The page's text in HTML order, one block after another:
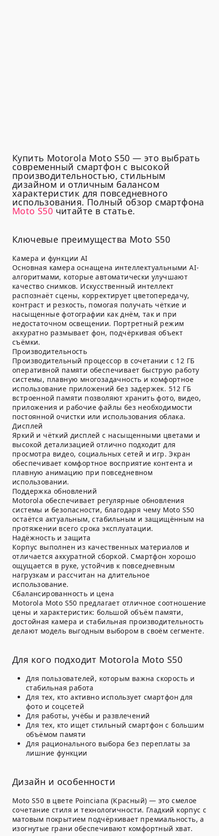
Купить Motorola Moto S50 — это выбрать
современный смартфон с высокой
производительностью, стильным
дизайном и отличным балансом
характеристик для повседневного
использования. Полный обзор смартфона
Moto S50 читайте в статье.
Ключевые преимущества Moto S50
Камера и функции AI
Основная камера оснащена интеллектуальными AI-
алгоритмами, которые автоматически улучшают
качество снимков. Искусственный интеллект
распознаёт сцены, корректирует цветопередачу,
контраст и резкость, помогая получать чёткие и
насыщенные фотографии как днём, так и при
недостаточном освещении. Портретный режим
аккуратно размывает фон, подчёркивая объект
съёмки.
Производительность
Производительный процессор в сочетании с 12 ГБ
оперативной памяти обеспечивает быструю работу
системы, плавную многозадачность и комфортное
использование приложений без задержек. 512 ГБ
встроенной памяти позволяют хранить фото, видео,
приложения и рабочие файлы без необходимости
постоянной очистки или использования облака.
Дисплей
Яркий и чёткий дисплей с насыщенными цветами и
высокой детализацией отлично подходит для
просмотра видео, социальных сетей и игр. Экран
обеспечивает комфортное восприятие контента и
плавную анимацию при повседневном
использовании.
Поддержка обновлений
Motorola обеспечивает регулярные обновления
системы и безопасности, благодаря чему Moto S50
остаётся актуальным, стабильным и защищённым на
протяжении всего срока эксплуатации.
Надёжность и защита
Корпус выполнен из качественных материалов и
отличается аккуратной сборкой. Смартфон хорошо
ощущается в руке, устойчив к повседневным
нагрузкам и рассчитан на длительное
использование.
Сбалансированность и цена
Motorola Moto S50 предлагает отличное соотношение
цены и характеристик: большой объём памяти,
достойная камера и стабильная производительность
делают модель выгодным выбором в своём сегменте.
Для кого подходит Motorola Moto S50
Для пользователей, которым важна скорость и
стабильная работа
Для тех, кто активно использует смартфон для
фото и соцсетей
Для работы, учёбы и развлечений
Для тех, кто ищет стильный смартфон с большим
объёмом памяти
Для рационального выбора без переплаты за
лишние функции
Дизайн и особенности
Moto S50 в цвете Poinciana (Красный) — это смелое
сочетание стиля и технологичности. Гладкий корпус с
матовым покрытием подчёркивает премиальность, а
изогнутые грани обеспечивают комфортный хват.